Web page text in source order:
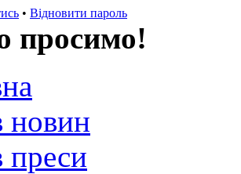
• Відновити пароль
просимо!
новин
преси